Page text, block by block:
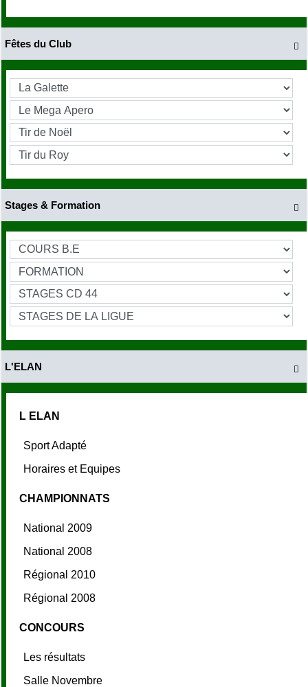

Fêtes du Club

Stages & Formation

L'ELAN
L ELAN
Sport Adapté
Horaires et Equipes
CHAMPIONNATS
National 2009
National 2008
Régional 2010
Régional 2008
CONCOURS
Les résultats
Salle Novembre